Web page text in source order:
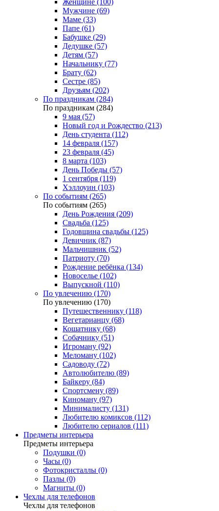
Женщине (100)
Мужчине (69)
Маме (33)
Папе (61)
Бабушке (29)
Дедушке (57)
Детям (57)
Начальнику (77)
Брату (62)
Сестре (85)
Друзьям (202)
По праздникам (284)
По праздникам (284)
9 мая (57)
Новый год и Рождество (213)
День студента (112)
14 февраля (157)
23 февраля (45)
8 марта (103)
День Победы (57)
1 сентября (119)
Хэллоуин (103)
По событиям (265)
По событиям (265)
День Рождения (209)
Свадьба (125)
Годовщина свадьбы (125)
Девичник (87)
Мальчишник (52)
Патриоту (70)
Рождение ребёнка (134)
Новоселье (102)
Выпускной (110)
По увлечению (170)
По увлечению (170)
Путешественнику (118)
Вегетарианцу (68)
Кошатнику (68)
Собачнику (51)
Игроману (92)
Меломану (102)
Садоводу (72)
Автолюбителю (89)
Байкеру (84)
Спортсмену (89)
Киноману (97)
Минималисту (131)
Любителю комиксов (112)
Любителю сериалов (111)
Предметы интерьера
Предметы интерьера
Подушки (0)
Часы (0)
Фотокристаллы (0)
Пазлы (0)
Магниты (0)
Чехлы для телефонов
Чехлы для телефонов